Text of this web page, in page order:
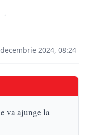
2024, 08:24
va ajunge la